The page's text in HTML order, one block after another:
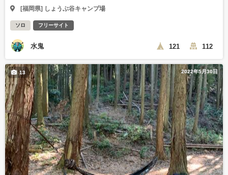
[福岡県] しょうぶ谷キャンプ場
ソロ フリーサイト
水鬼 121 112
2022年5月30日
13